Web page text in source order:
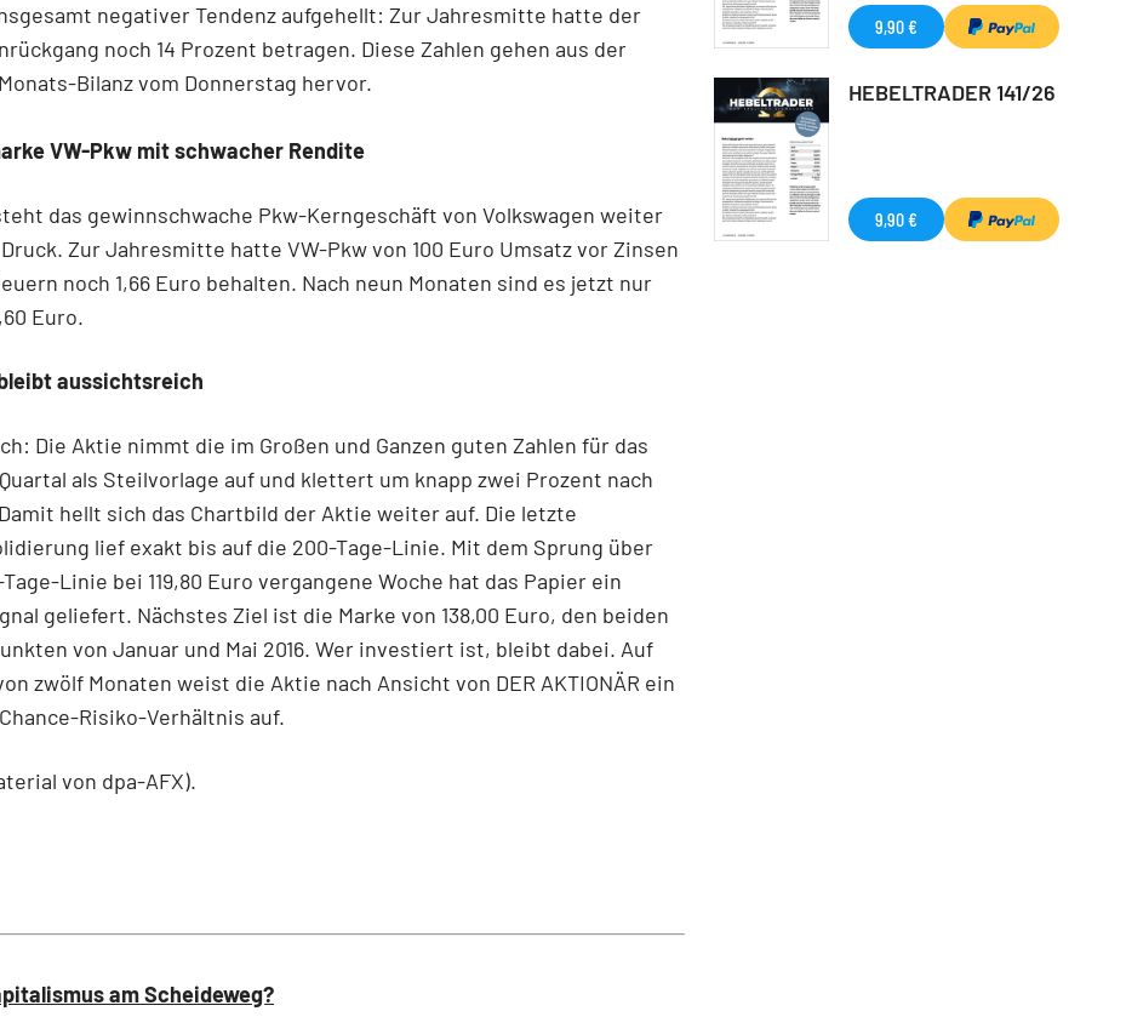
negativer Tendenz aufgehellt: Zur Jahresmitte hatte der
noch 14 Prozent betragen. Diese Zahlen gehen aus der
Bilanz vom Donnerstag hervor.
VW-Pkw mit schwacher Rendite
das gewinnschwache Pkw-Kerngeschäft von Volkswagen weiter
Druck. Zur Jahresmitte hatte VW-Pkw von 100 Euro Umsatz vor Zinsen
noch 1,66 Euro behalten. Nach neun Monaten sind es jetzt nur
Euro.
aussichtsreich
Die Aktie nimmt die im Großen und Ganzen guten Zahlen für das
als Steilvorlage auf und klettert um knapp zwei Prozent nach
hellt sich das Chartbild der Aktie weiter auf. Die letzte
lief exakt bis auf die 200-Tage-Linie. Mit dem Sprung über
Linie bei 119,80 Euro vergangene Woche hat das Papier ein
geliefert. Nächstes Ziel ist die Marke von 138,00 Euro, den beiden
von Januar und Mai 2016. Wer investiert ist, bleibt dabei. Auf
zwölf Monaten weist die Aktie nach Ansicht von DER AKTIONÄR ein
Risiko-Verhältnis auf.
von dpa-AFX).
am Scheideweg?
9,90 €
HEBELTRADER 141/26
9,90 €